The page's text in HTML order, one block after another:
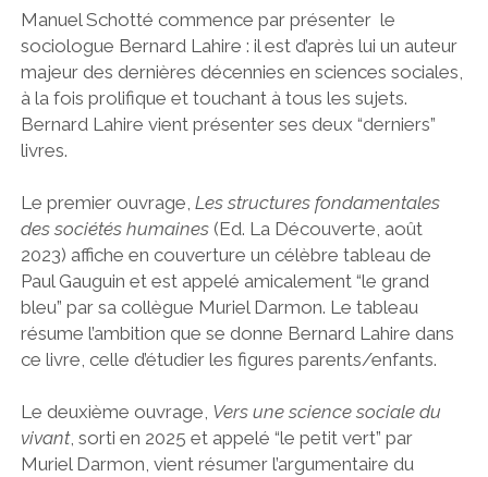
Manuel Schotté commence par présenter le
sociologue Bernard Lahire : il est d’après lui un auteur
majeur des dernières décennies en sciences sociales,
à la fois prolifique et touchant à tous les sujets.
Bernard Lahire vient présenter ses deux “derniers”
livres.
Le premier ouvrage, Les structures fondamentales
des sociétés humaines(Ed. La Découverte, août
2023) affiche en couverture un célèbre tableau de
Paul Gauguin et est appelé amicalement “le grand
bleu” par sa collègue Muriel Darmon. Le tableau
résume l’ambition que se donne Bernard Lahire dans
ce livre, celle d’étudier les figures parents/enfants.
Le deuxième ouvrage, Vers une science sociale du
vivant, sorti en 2025 et appelé “le petit vert” par
Muriel Darmon, vient résumer l’argumentaire du